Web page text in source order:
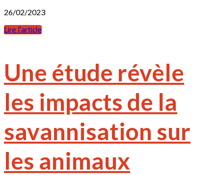
26/02/2023
Lire l'article
Une étude révèle
les impacts de la
savannisation sur
les animaux